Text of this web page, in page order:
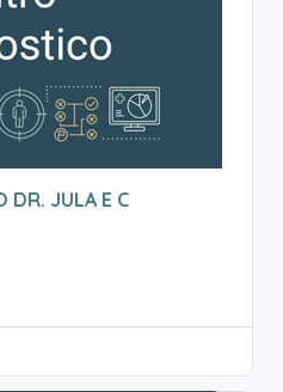
DR. JULA E C